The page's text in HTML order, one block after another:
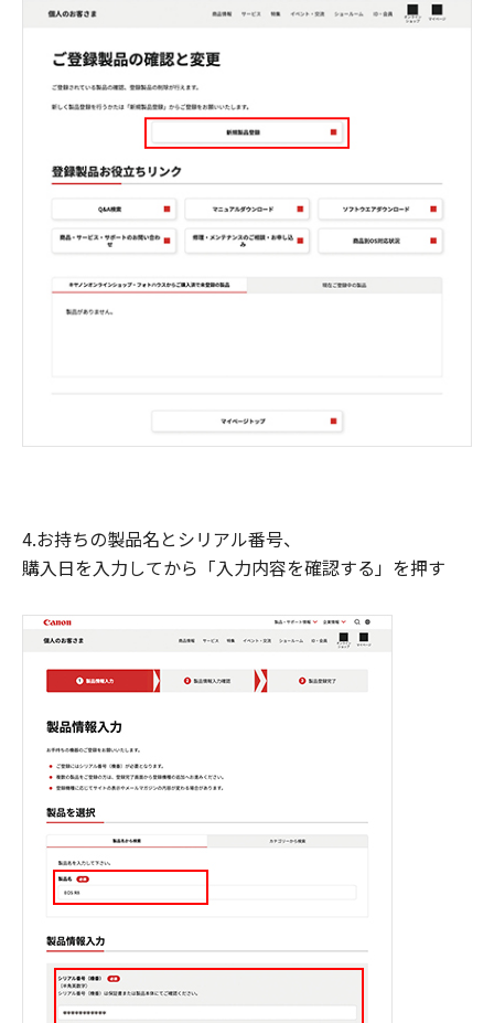
4.お持ちの製品名とシリアル番号、
購入日を入力してから「入力内容を確認する」を押す